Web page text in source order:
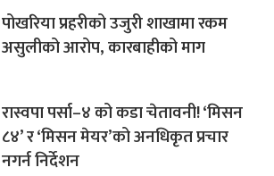
पोखरिया प्रहरीको उजुरी शाखामा रकम
असुलीको आरोप, कारबाहीको माग
रास्वपा पर्सा–४ को कडा चेतावनी! ‘मिसन
८४’ र ‘मिसन मेयर’को अनधिकृत प्रचार
नगर्न निर्देशन